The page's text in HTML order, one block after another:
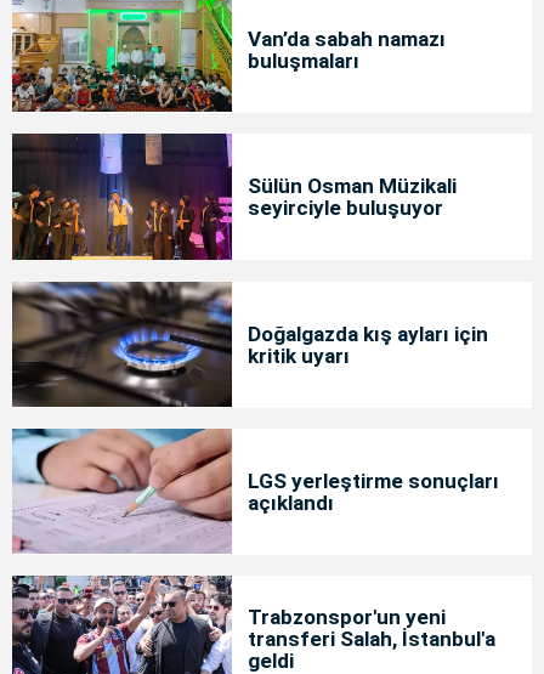
Van’da sabah namazı
buluşmaları
Sülün Osman Müzikali
seyirciyle buluşuyor
Doğalgazda kış ayları için
kritik uyarı
LGS yerleştirme sonuçları
açıklandı
Trabzonspor'un yeni
transferi Salah, İstanbul'a
geldi